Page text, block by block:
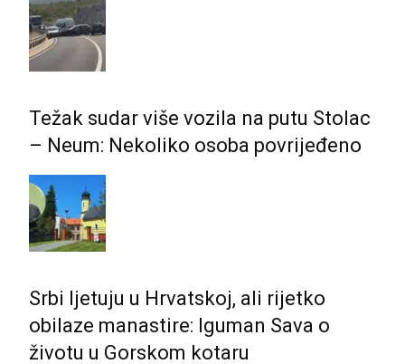
Težak sudar više vozila na putu Stolac
– Neum: Nekoliko osoba povrijeđeno
Srbi ljetuju u Hrvatskoj, ali rijetko
obilaze manastire: Iguman Sava o
životu u Gorskom kotaru